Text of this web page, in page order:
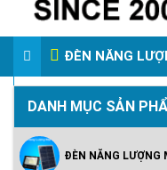
ĐÈN NĂNG
VIDEO ĐÈN PHA ĐIỆN
DANH MỤC SẢN
ĐÈN NĂNG LƯỢNG